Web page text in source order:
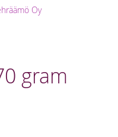
Oy
gram